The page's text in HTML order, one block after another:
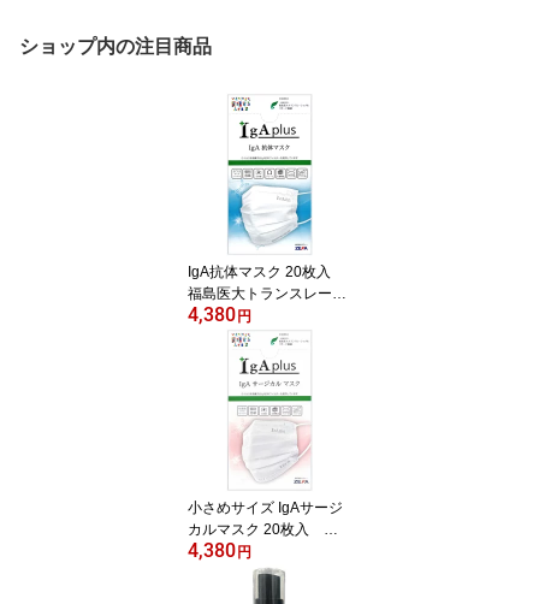
ショップ内の注目商品
IgA抗体マスク 20枚入
福島医大トランスレーシ
ョナルリサーチ機構から
抗体提供 (45951215430
4,380円
小さめサイズ IgAサージ
カルマスク 20枚入 福
島医大トランスレーショ
ナルリサーチ機構から抗
体提供 (459512154309
4,380円